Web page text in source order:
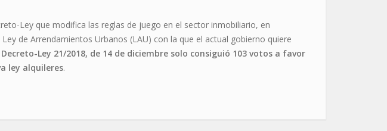
Ley que modifica las reglas de juego en el sector inmobiliario, en
de Arrendamientos Urbanos (LAU) con la que el actual gobierno quiere
Ley 21/2018, de 14 de diciembre solo consiguió 103 votos a favor
ley alquileres.